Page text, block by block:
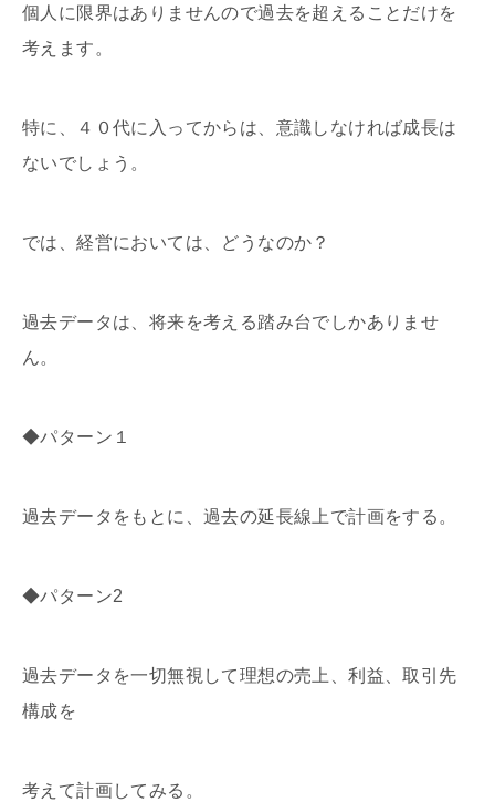
個人に限界はありませんので過去を超えることだけを
考えます。
特に、４０代に入ってからは、意識しなければ成長は
ないでしょう。
では、経営においては、どうなのか？
過去データは、将来を考える踏み台でしかありませ
ん。
◆パターン１
過去データをもとに、過去の延長線上で計画をする。
◆パターン2
過去データを一切無視して理想の売上、利益、取引先
構成を
考えて計画してみる。